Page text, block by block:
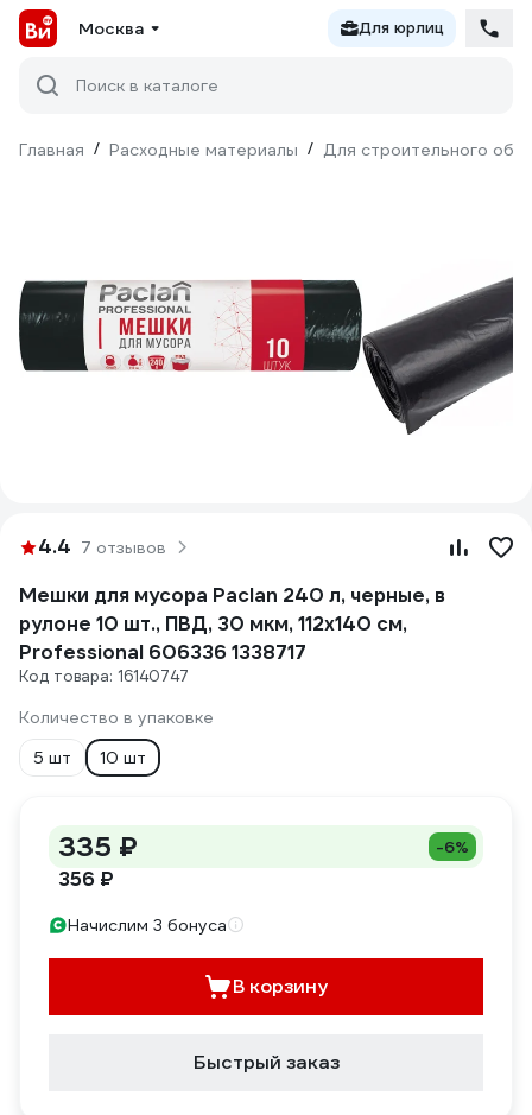
Москва Для юрлиц
Поиск в каталоге
Главная / Расходные материалы / Для строительного
4.4 7 отзывов
Мешки для мусора Paclan 240 л, черные, в
рулоне 10 шт., ПВД, 30 мкм, 112х140 см,
Professional 606336 1338717
Код товара: 16140747
Количество в упаковке
5 шт
10 шт
335 ₽ -6%
356 ₽
Начислим 3 бонуса
В корзину
Быстрый заказ